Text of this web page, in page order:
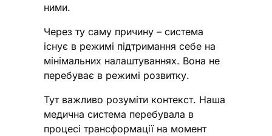
ними.
Через ту саму причину – система
існує в режимі підтримання себе на
мінімальних налаштуваннях. Вона не
перебуває в режимі розвитку.
Тут важливо розуміти контекст. Наша
медична система перебувала в
процесі трансформації на момент